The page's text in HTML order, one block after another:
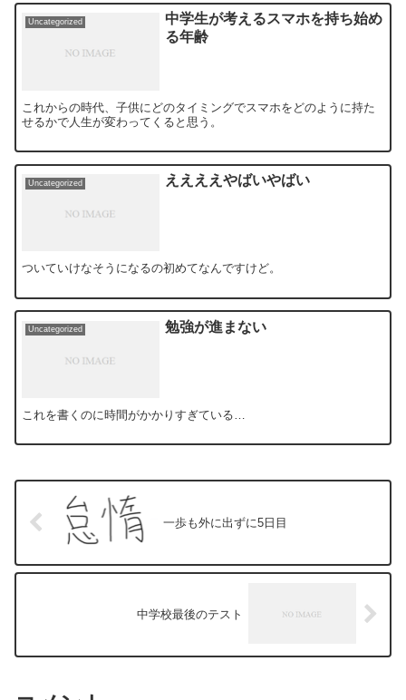
Uncategorized
中学生が考えるスマホを持ち始め
る年齢
これからの時代、子供にどのタイミングでスマホをどのように持た
せるかで人生が変わってくると思う。
Uncategorized ええええやばいやばい
ついていけなそうになるの初めてなんですけど。
Uncategorized 勉強が進まない
これを書くのに時間がかかりすぎている…
一歩も外に出ずに5日目
中学校最後のテスト